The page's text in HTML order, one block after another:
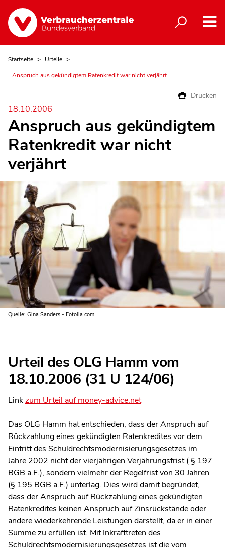
Startseite
Urteile
Anspruch aus gekündigtem Ratenkredit war nicht verjährt
Drucken
18.10.2006
Anspruch aus gekündigtem
Ratenkredit war nicht
verjährt
Quelle: Gina Sanders - Fotolia.com
Urteil des OLG Hamm vom
18.10.2006 (31 U 124/06)
Linkzum Urteil auf money-advice.net
Das OLG Hamm hat entschieden, dass der Anspruch auf
Rückzahlung eines gekündigten Ratenkredites vor dem
Eintritt des Schuldrechtsmodernisierungsgesetzes im
Jahre 2002 nicht der vierjährigen Verjährungsfrist ( § 197
BGB a.F.), sondern vielmehr der Regelfrist von 30 Jahren
(§ 195 BGB a.F.) unterlag. Dies wird damit begründet,
dass der Anspruch auf Rückzahlung eines gekündigten
Ratenkredites keinen Anspruch auf Zinsrückstände oder
andere wiederkehrende Leistungen darstellt, da er in einer
Summe zu erfüllen ist. Mit Inkrafttreten des
Schuldrechtsmodernisierungsgesetzes ist die vom